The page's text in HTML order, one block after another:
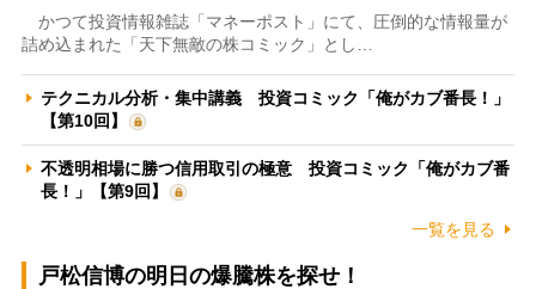
かつて投資情報雑誌「マネーポスト」にて、圧倒的な情報量が
詰め込まれた「天下無敵の株コミック」とし…
テクニカル分析・集中講義 投資コミック「俺がカブ番長！」
【第10回】
不透明相場に勝つ信用取引の極意 投資コミック「俺がカブ番
長！」【第9回】
一覧を見る
戸松信博の明日の爆騰株を探せ！